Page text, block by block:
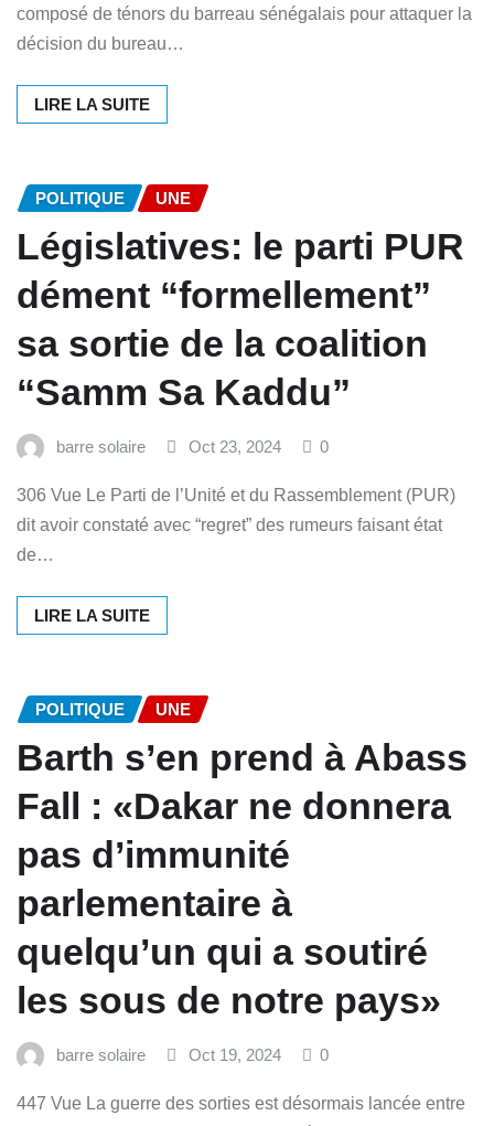
composé de ténors du barreau sénégalais pour attaquer la
décision du bureau…
LIRE LA SUITE
POLITIQUE UNE
Législatives: le parti PUR
dément “formellement”
sa sortie de la coalition
“Samm Sa Kaddu”
barre solaire Oct 23, 2024 0
306 Vue Le Parti de l’Unité et du Rassemblement (PUR)
dit avoir constaté avec “regret” des rumeurs faisant état
de…
LIRE LA SUITE
POLITIQUE UNE
Barth s’en prend à Abass
Fall : «Dakar ne donnera
pas d’immunité
parlementaire à
quelqu’un qui a soutiré
les sous de notre pays»
barre solaire Oct 19, 2024 0
447 Vue La guerre des sorties est désormais lancée entre